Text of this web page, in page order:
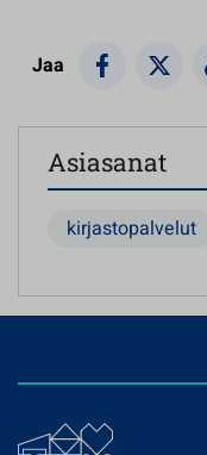
Jaa
Asiasanat
kirjastopalvelut